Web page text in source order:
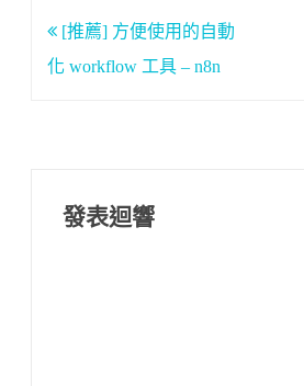
文
章
[推薦] 方便使用的自動
化 workflow 工具 – n8n
發表迴響